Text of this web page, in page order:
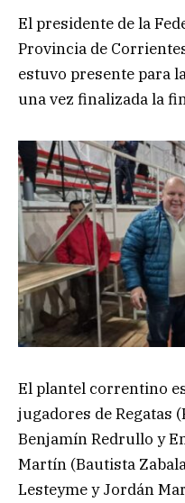
El presidente de la
Provincia de
estuvo presente para
una vez finalizada la
El plantel correntino
jugadores de Regatas
Benjamín Redrullo y
Martín (Bautista
Lesteyme y Jordán